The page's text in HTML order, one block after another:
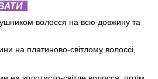
волосся на всю довжину та
на платиново-світлому волоссі,